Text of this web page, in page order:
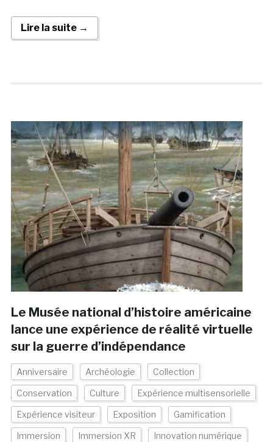
Lire la suite →
Le Musée national d’histoire américaine
lance une expérience de réalité virtuelle
sur la guerre d’indépendance
Anniversaire Archéologie Collection
Conservation Culture Expérience multisensorielle
Expérience visiteur Exposition Gamification
Immersion Immersion XR Innovation numérique